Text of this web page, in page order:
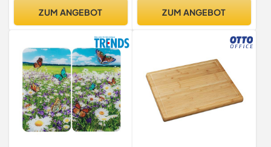
ZUM ANGEBOT
Ceranfeld -
ZUM ANGEBOT